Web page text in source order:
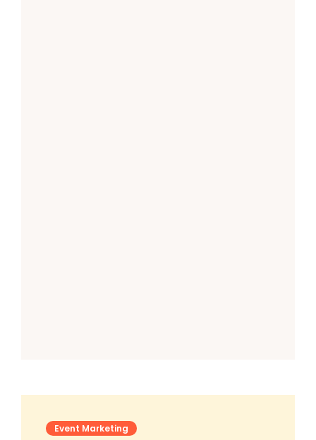
Event Marketing